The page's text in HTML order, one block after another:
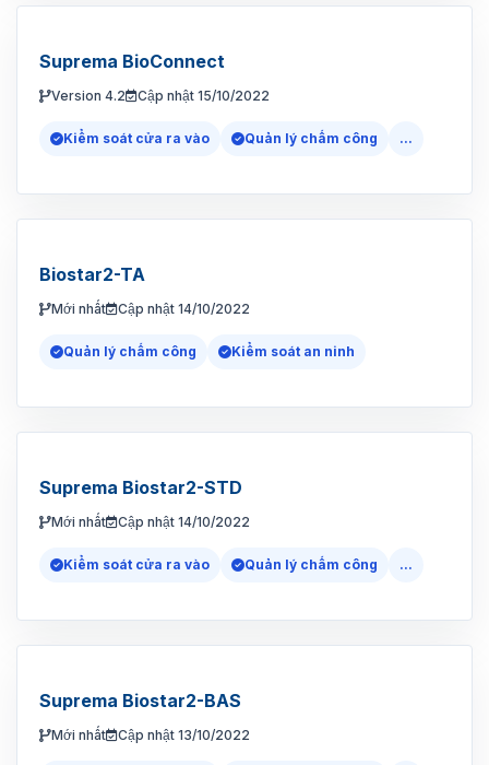
Suprema BioConnect
Version 4.2 Cập nhật 15/10/2022
Kiểm soát cửa ra vào Quản lý chấm công ...
Biostar2-TA
Mới nhất Cập nhật 14/10/2022
Quản lý chấm công Kiểm soát an ninh
Suprema Biostar2-STD
Mới nhất Cập nhật 14/10/2022
Kiểm soát cửa ra vào Quản lý chấm công ...
Suprema Biostar2-BAS
Mới nhất Cập nhật 13/10/2022